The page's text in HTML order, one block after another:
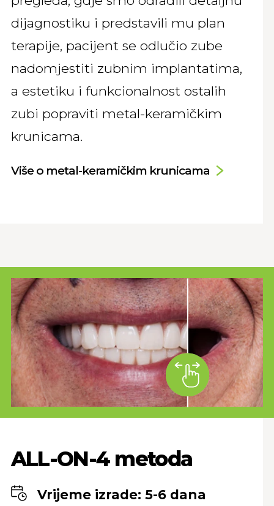
dijagnostiku i predstavili mu plan
terapije, pacijent se odlučio zube
nadomjestiti zubnim implantatima,
a estetiku i funkcionalnost ostalih
zubi popraviti metal-keramičkim
krunicama.
Više o metal-keramičkim krunicama
ALL-ON-4 metoda
Vrijeme izrade: 5-6 dana